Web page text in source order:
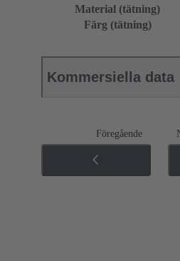
Material (tätning)
Färg (tätning)
Kommersiella data
Föregående